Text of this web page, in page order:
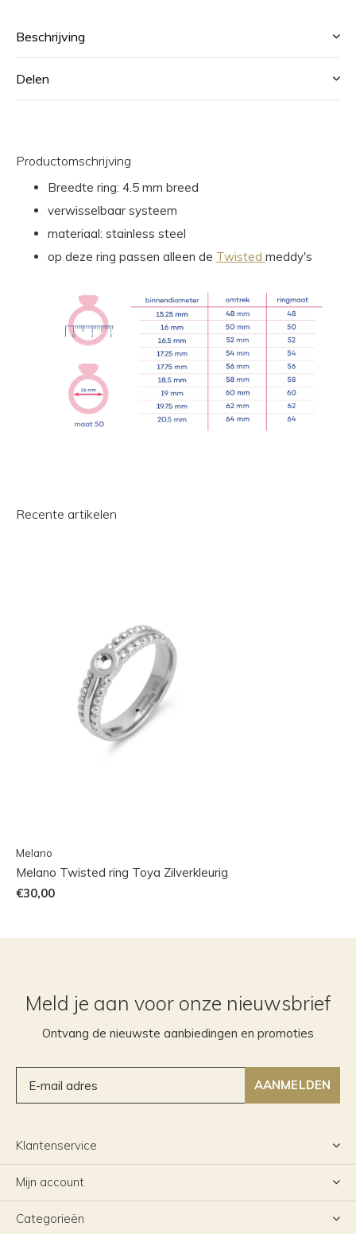
Beschrijving
Delen
Productomschrijving
Breedte ring: 4.5 mm breed
verwisselbaar systeem
materiaal: stainless steel
op deze ring passen alleen de Twisted meddy's
Recente artikelen
Melano
Melano Twisted ring Toya Zilverkleurig
€30,00
Meld je aan voor onze nieuwsbrief
Ontvang de nieuwste aanbiedingen en promoties
AANMELDEN
Klantenservice
Mijn account
Categorieën